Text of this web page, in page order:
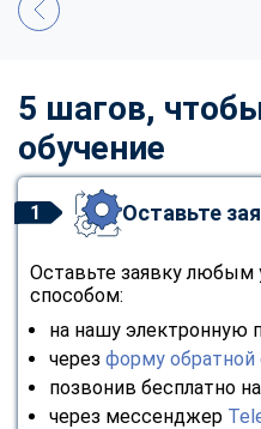
5 шагов,
обучение
1 Оставьте
Оставьте заявку любым
способом:
на нашу электронную
через форму обратной
позвонив бесплатно на
через мессенджер